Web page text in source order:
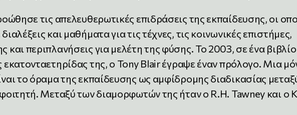
τις απελευθερωτικές επιδράσεις της εκπαίδευσης, οι
και μαθήματα για τις τέχνες, τις κοινωνικές επιστήμες,
και περιπλανήσεις για μελέτη της φύσης. Το 2003, σε ένα βιβλίο
της, ο Tony Blair έγραψε έναν πρόλογο. Μια
το όραμα της εκπαίδευσης ως αμφίδρομης διαδικασίας
Μεταξύ των διαμορφωτών της ήταν ο R.H. Tawney και ο